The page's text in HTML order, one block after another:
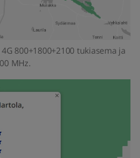
800+1800+2100 tukiasema ja
MHz.